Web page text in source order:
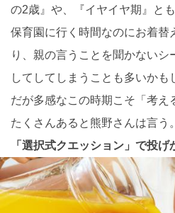
の2歳』や、『イヤイヤ期』と
保育園に行く時間なのにお着替
り、親の言うことを聞かないシ
してしてしまうことも多いかも
だが多感なこの時期こそ「考え
たくさんあると熊野さんは言う。
「選択式クエッション」で投げ